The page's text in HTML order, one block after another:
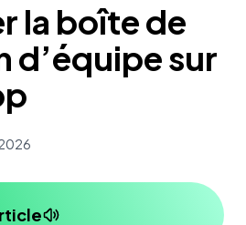
la boîte de
d’équipe sur